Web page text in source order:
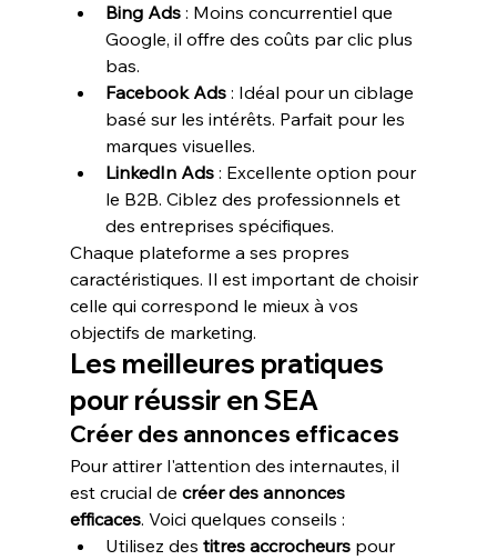
Bing Ads : Moins concurrentiel que
Google, il offre des coûts par clic plus
bas.
Facebook Ads : Idéal pour un ciblage
basé sur les intérêts. Parfait pour les
marques visuelles.
LinkedIn Ads : Excellente option pour
le B2B. Ciblez des professionnels et
des entreprises spécifiques.
Chaque plateforme a ses propres
caractéristiques. Il est important de choisir
celle qui correspond le mieux à vos
objectifs de marketing.
Les meilleures pratiques
pour réussir en SEA
Créer des annonces efficaces
Pour attirer l'attention des internautes, il
est crucial de créer des annonces
efficaces. Voici quelques conseils :
Utilisez des titres accrocheurs pour